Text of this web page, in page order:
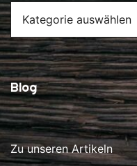
Kategorie
auswählen
Blog
Zu unseren Artikeln